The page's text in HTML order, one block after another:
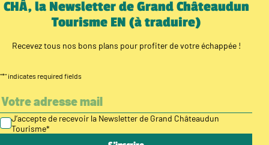
CHÂ, la Newsletter de Grand Châteaudun
Tourisme EN (à traduire)
Recevez tous nos bons plans pour profiter de votre échappée !
"*" indicates required fields
J’accepte de recevoir la Newsletter de Grand Châteaudun
Tourisme*